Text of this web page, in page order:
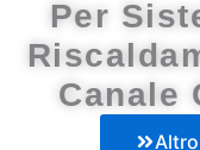
Per
Canale